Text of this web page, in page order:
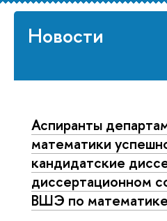
Новости
Аспиранты
математики
кандидатские
диссертационном
ВШЭ по математике